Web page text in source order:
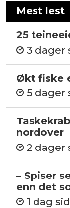
Mest lest
25
3 dager
Økt fiske
5 dager
nordover
2 dager
– Spiser
enn det
1 dag